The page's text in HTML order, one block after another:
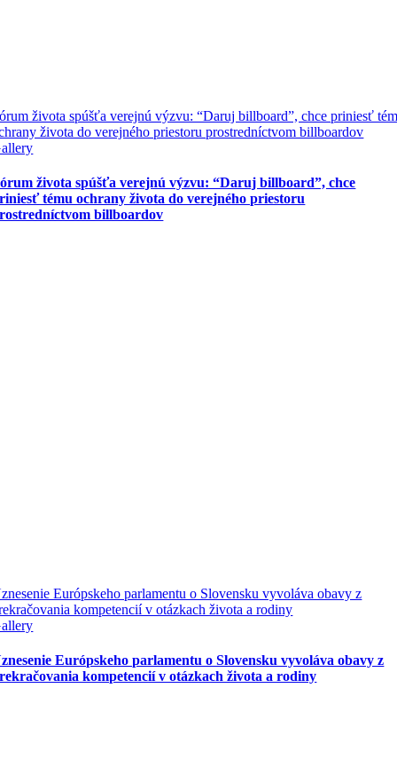
života spúšťa verejnú výzvu: “Daruj billboard”, chce priniesť
života do verejného priestoru prostredníctvom billboardov
života spúšťa verejnú výzvu: “Daruj billboard”, chce
tému ochrany života do verejného priestoru
billboardov
Európskeho parlamentu o Slovensku vyvoláva obavy z
kompetencií v otázkach života a rodiny
Európskeho parlamentu o Slovensku vyvoláva obavy z
kompetencií v otázkach života a rodiny